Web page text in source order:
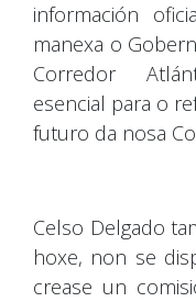
información
manexa o
Corredor
esencial para o
futuro da nosa
Celso Delgado
hoxe, non se
crease un